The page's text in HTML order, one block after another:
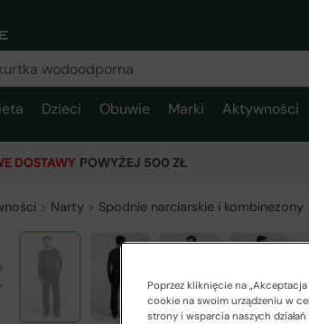
Dzieci Obuwie Marki Aktywności
DOSTAWY POWYŻEJ 500 ZŁ
Narty Spodnie narciarskie i kombinezony
Poprzez kliknięcie na
cookie na swoim urządzeniu w
strony i wsparcia naszych